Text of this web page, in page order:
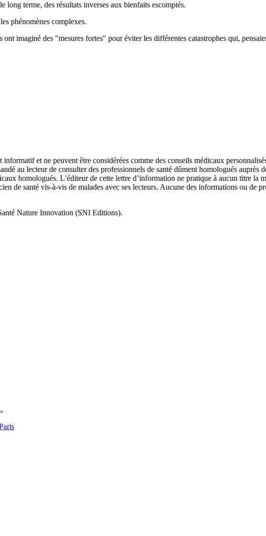
terme, des résultats inverses aux bienfaits escomptés.
phénomènes complexes.
imaginé des "mesures fortes" pour éviter les différentes catastrophes qui,
et ne peuvent être considérées comme des conseils médicaux
au lecteur de consulter des professionnels de santé dûment homologués auprès
homologués. L’éditeur de cette lettre d’information ne pratique à aucun titre la
de santé vis-à-vis de malades avec ses lecteurs. Aucune des informations ou de
Nature Innovation (SNI Editions).